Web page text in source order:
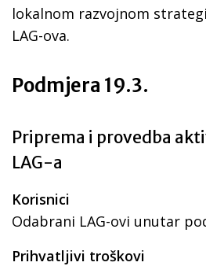
lokalnom razvojnom
LAG-ova.
Podmjera 19.3.
Priprema i provedba
LAG-a
Korisnici
Odabrani LAG-ovi unutar
Prihvatljivi troškovi